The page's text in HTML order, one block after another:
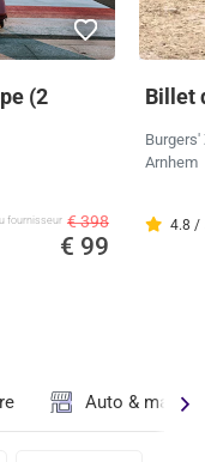
(2
fournisseur € 398
€ 99
Billet
Burgers'
Arnhem
4.8 /
Auto &